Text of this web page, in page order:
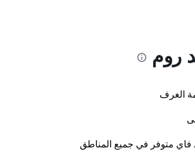
روم
الغرف
فاي متوفر في جميع المناطق